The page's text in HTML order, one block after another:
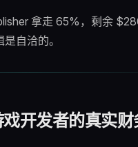
拿走 65%，剩余
自洽的。
开发者的真实财